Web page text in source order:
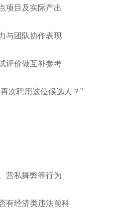
项目及实际产出
与团队协作表现
评价做互补参考
次聘用这位候选人？”
营私舞弊等行为
有经济类违法前科